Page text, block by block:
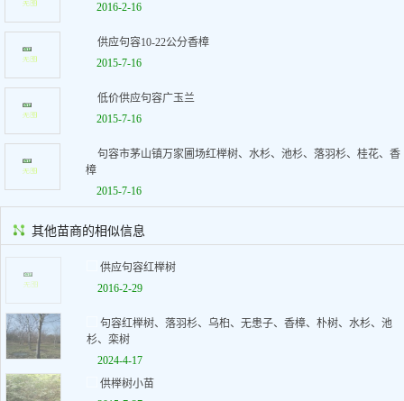
2016-2-16
供应句容10-22公分香樟
2015-7-16
低价供应句容广玉兰
2015-7-16
句容市茅山镇万家圃场红榉树、水杉、池杉、落羽杉、桂花、香
樟
2015-7-16
其他苗商的相似信息
供应句容红榉树
2016-2-29
句容红榉树、落羽杉、乌桕、无患子、香樟、朴树、水杉、池
杉、栾树
2024-4-17
供榉树小苗